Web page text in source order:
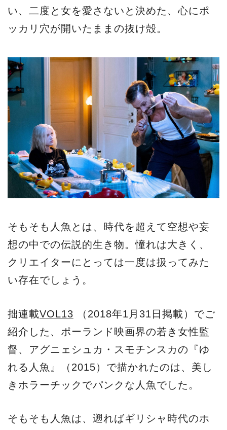
い、二度と女を愛さないと決めた、心にポ
ッカリ穴が開いたままの抜け殻。
そもそも人魚とは、時代を超えて空想や妄
想の中での伝説的生き物。憧れは大きく、
クリエイターにとっては一度は扱ってみた
い存在でしょう。
拙連載VOL13 （2018年1月31日掲載）でご
紹介した、ポーランド映画界の若き女性監
督、アグニェシュカ・スモチンスカの『ゆ
れる人魚』（2015）で描かれたのは、美し
きホラーチックでパンクな人魚でした。
そもそも人魚は、遡ればギリシャ時代のホ